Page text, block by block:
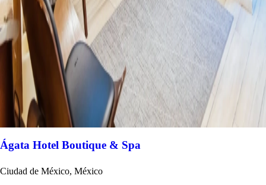
Ágata Hotel Boutique & Spa
Ciudad de México, México